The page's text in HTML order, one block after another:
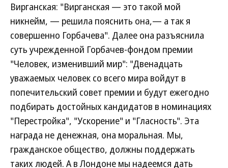
Вирганская: "Вирганская — это такой мой
никнейм, — решила пояснить она,— а так я
совершенно Горбачева". Далее она разъяснила
суть учрежденной Горбачев-фондом премии
"Человек, изменивший мир": "Двенадцать
уважаемых человек со всего мира войдут в
попечительский совет премии и будут ежегодно
подбирать достойных кандидатов в номинациях
"Перестройка", "Ускорение" и "Гласность". Эта
награда не денежная, она моральная. Мы,
гражданское общество, должны поддержать
таких людей. А в Лондоне мы надеемся дать